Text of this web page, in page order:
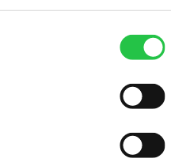
enfermedad en la que se
el linfoma de Hodgkin se
partir de un linfocito B que